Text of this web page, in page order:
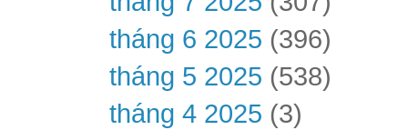
tháng 6 2025 (396)
tháng 5 2025 (538)
tháng 4 2025 (3)